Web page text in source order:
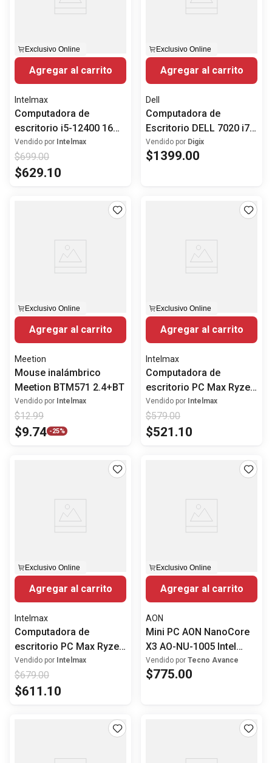
Exclusivo Online
Agregar al carrito
Intelmax
Computadora de
escritorio i5-12400 16
GB de RAM SSD 240
Windows 11
Vendido por Intelmax
$699.00
$629.10
Exclusivo Online
Agregar al carrito
Dell
Computadora de
Escritorio DELL 7020 i7-
12700 CPU
Vendido por Digix
$1399.00
Exclusivo Online
Agregar al carrito
Meetion
Mouse inalámbrico
Meetion BTM571 2.4+BT
Vendido por Intelmax
$12.99
$9.74 -25%
Exclusivo Online
Agregar al carrito
Intelmax
Computadora de
escritorio PC Max Ryzen
3 3200g 8GB RAM 256GB
SSD Windows 11
Vendido por Intelmax
$579.00
$521 .10
Exclusivo Online
Agregar al carrito
Intelmax
Computadora de
escritorio PC Max Ryzen
5 5600GT 8GB RAM
256GB SSD Windows 11
Vendido por Intelmax
$679.00
$611 .10
Exclusivo Online
Agregar al carrito
AON
Mini PC AON NanoCore
X3 AO-NU-1005 Intel
Core i7-1195G7 8GB
RAM 512GB SSD
Vendido por Tecno Avance
$775.00